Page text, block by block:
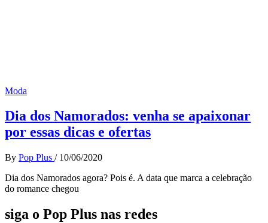
Moda
Dia dos Namorados: venha se apaixonar
por essas dicas e ofertas
By Pop Plus / 10/06/2020
Dia dos Namorados agora? Pois é. A data que marca a celebração
do romance chegou
siga o Pop Plus nas redes